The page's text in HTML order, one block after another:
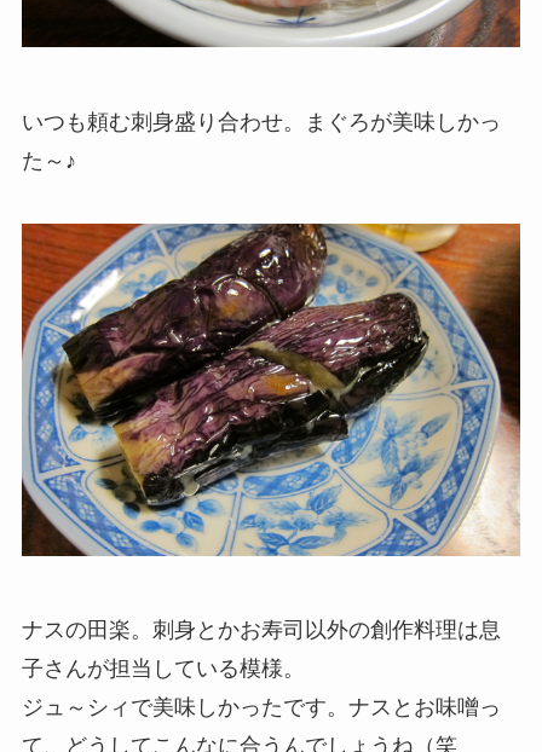
いつも頼む刺身盛り合わせ。まぐろが美味しかっ
た～♪
ナスの田楽。刺身とかお寿司以外の創作料理は息
子さんが担当している模様。
ジュ～シィで美味しかったです。ナスとお味噌っ
て、どうしてこんなに合うんでしょうね（笑